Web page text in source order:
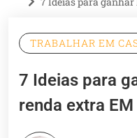
TRABALHAR EM
7 Ideias para
renda extra EM